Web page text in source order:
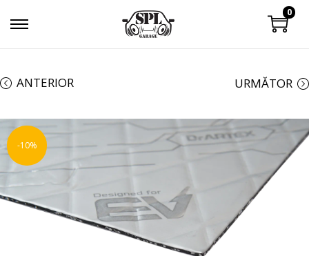
0
ANTERIOR URMĂTOR
-10%